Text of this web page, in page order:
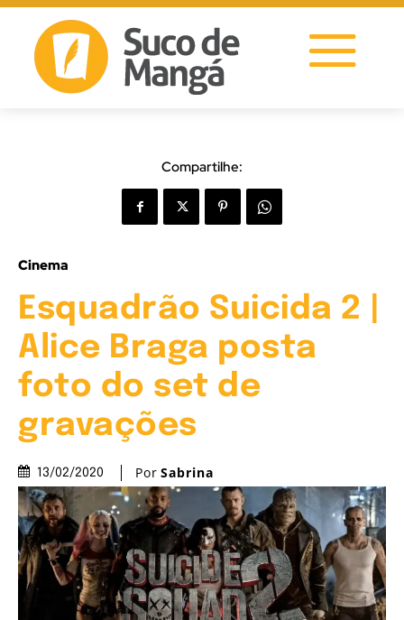
Compartilhe:
Cinema
Esquadrão Suicida 2 |
Alice Braga posta
foto do set de
gravações
13/02/2020 Por Sabrina